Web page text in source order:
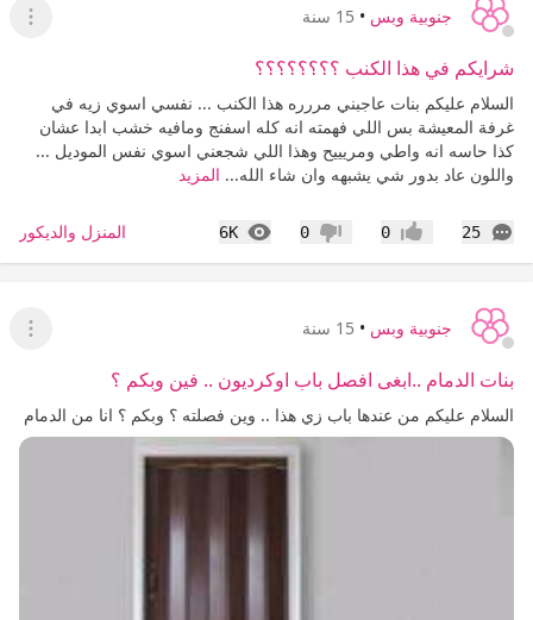
جنوبية وبس • 15 سنة
عرض
شرايكم في هذا الكنب ؟؟؟؟؟؟؟؟
السلام عليكم بنات عاجبني مررره هذا الكنب ... نفسي اسوي زيه في
غرفة المعيشة بس اللي فهمته انه كله اسفنج ومافيه خشب ابدا عشان
كذا حاسه انه واطي ومريييح وهذا اللي شجعني اسوي نفس الموديل ...
واللون عاد بدور شي يشبهه وان شاء الله... المزيد
25
التعليقات إعجاب0 عدم إعجاب
0
6K
المشاهدات المنزل والديكور
جنوبية وبس • 15 سنة
عرض
بنات الدمام ..ابغى افصل باب اوكرديون .. فين وبكم ؟
السلام عليكم من عندها باب زي هذا .. وين فصلته ؟ وبكم ؟ انا من الدمام